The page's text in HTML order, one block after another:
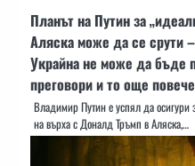
Планът на Путин за
Аляска може да се срути
Украйна не може да бъде
преговори и то още
Владимир Путин е успял да
на върха с Доналд Тръмп в Аляска,…